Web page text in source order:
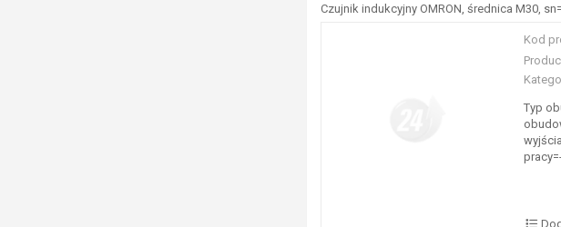
Czujnik indukcyjny OMRON, średnica M30,
Kod
Typ